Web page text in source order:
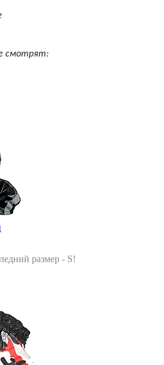
смотрят:
размер - S!